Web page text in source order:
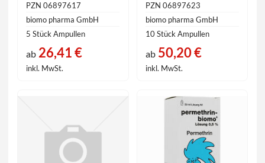
PZN 06897617
biomo pharma GmbH
5 Stück Ampullen
ab 26,41 €
inkl. MwSt.
PZN 06897623
biomo pharma GmbH
10 Stück Ampullen
ab50,20 €
inkl. MwSt.